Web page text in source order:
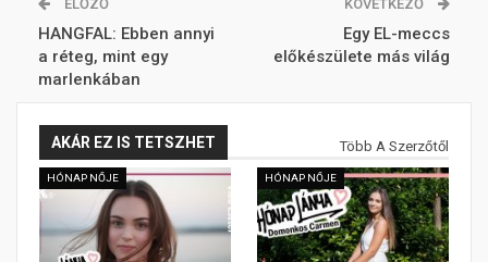
ELŐZŐ
HANGFAL: Ebben annyi
a réteg, mint egy
marlenkában
KÖVETKEZŐ
Egy EL-meccs
előkészülete más világ
AKÁR EZ IS TETSZHET Több A Szerzőtől
HÓNAP NŐJE HÓNAP NŐJE